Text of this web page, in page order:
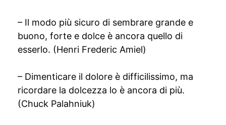
– Il modo più sicuro di sembrare grande e
buono, forte e dolce è ancora quello di
esserlo. (Henri Frederic Amiel)
– Dimenticare il dolore è difficilissimo, ma
ricordare la dolcezza lo è ancora di più.
(Chuck Palahniuk)